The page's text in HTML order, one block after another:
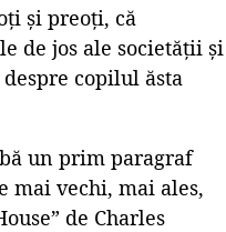
și preoți, că
de jos ale societății și
copilul ăsta
un prim paragraf
mai vechi, mai ales,
de Charles